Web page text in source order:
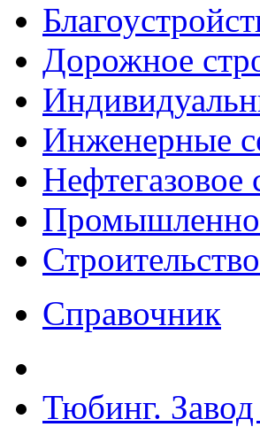
Дорожное
Инженерные
Нефтегазовое
Справочник
Тюбинг.